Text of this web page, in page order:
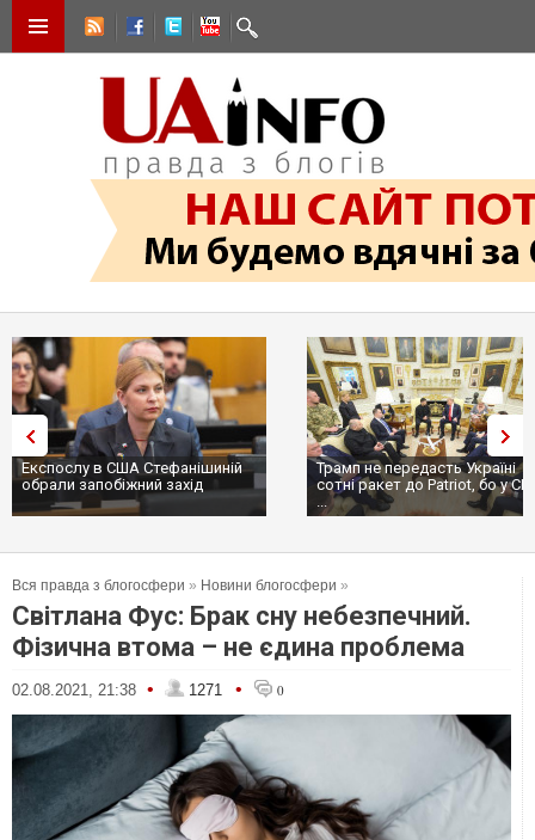
Експослу в США Стефанішиній
обрали запобіжний захід
Трамп не передасть Україні
сотні ракет до Patriot, бо у
...
Вся правда з блогосфери » Новини блогосфери »
Світлана Фус: Брак сну небезпечний.
Фізична втома – не єдина проблема
02.08.2021, 21:38 • 1271 • 0